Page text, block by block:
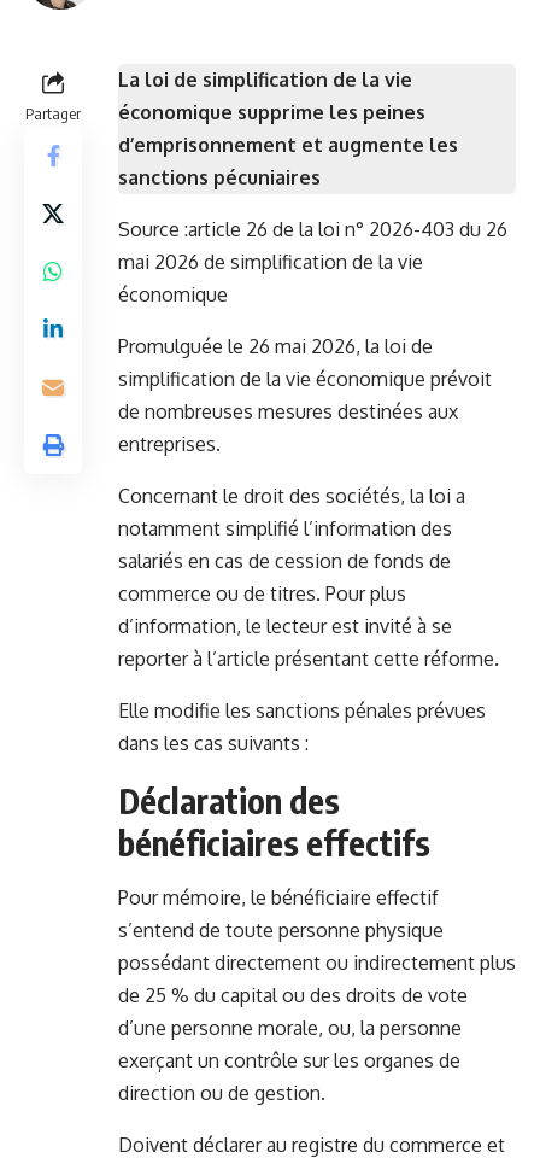
Partager
La loi de simplification de la vie
économique supprime les peines
d’emprisonnement et augmente les
sanctions pécuniaires
Source :article 26 de la loi n° 2026-403 du 26
mai 2026 de simplification de la vie
économique
Promulguée le 26 mai 2026, la loi de
simplification de la vie économique prévoit
de nombreuses mesures destinées aux
entreprises.
Concernant le droit des sociétés, la loi a
notamment simplifié l’information des
salariés en cas de cession de fonds de
commerce ou de titres. Pour plus
d’information, le lecteur est invité à se
reporter à l’article présentant cette réforme.
Elle modifie les sanctions pénales prévues
dans les cas suivants :
Déclaration des
bénéficiaires effectifs
Pour mémoire, le bénéficiaire effectif
s’entend de toute personne physique
possédant directement ou indirectement plus
de 25 % du capital ou des droits de vote
d’une personne morale, ou, la personne
exerçant un contrôle sur les organes de
direction ou de gestion.
Doivent déclarer au registre du commerce et